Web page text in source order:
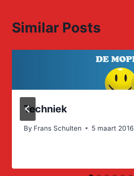
Similar Posts
Techniek
By Frans Schulten 5 maart 2016